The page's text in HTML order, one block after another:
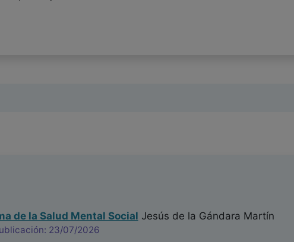
de la Salud Mental Social Jesús de la Gándara Martín
23/07/2026